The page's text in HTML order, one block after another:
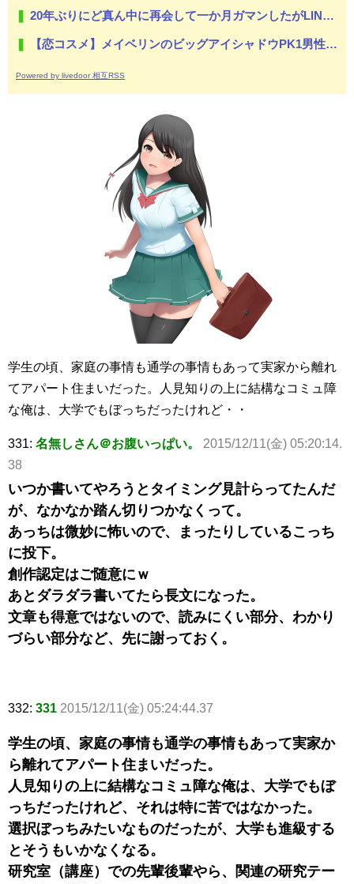
20年ぶりにど真ん中に再会して一か月ガマンしたがLINEで「たまに二人で昔話ができる友達になろう」的なメッセ送信した。昨日まで既読無視
【恋コスメ】メイベリンのビッグアイシャドウPK1男性からの評判めちゃくちゃ良い。
Powered by livedoor 相互RSS
学生の頃、家庭の事情も通学の事情もあって実家から離れ
てアパート住まいだった。人見知りの上に結構なコミュ障
な俺は、大学でもぼっちだったけれど・・
331: 名無しさん＠お腹いっぱい。
2015/12/11(金) 05:20:14.
38
いつか書いてやろうとタイミング見計らってたんだ
が、なかなか踏ん切りつかなくって。
あっちは微妙に怖いので、まったりしているこっち
に投下。
創作認定はご随意にｗ
あとダラダラ書いてたら長文になった。
文章も得意ではないので、読みにくい部分、わかり
づらい部分など、先に謝っておく。
332: 331 2015/12/11(金) 05:24:44.37
学生の頃、家庭の事情も通学の事情もあって実家か
ら離れてアパート住まいだった。
人見知りの上に結構なコミュ障な俺は、大学でもぼ
っちだったけれど、それは特に苦ではなかった。
選択ぼっちみたいなものだったが、大学も進級する
とそうもいかなくなる。
研究室（講座）での先輩後輩やら、関連の研究テー